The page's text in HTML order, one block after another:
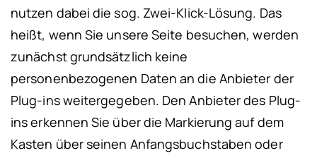
nutzen dabei die sog. Zwei-Klick-Lösung. Das
heißt, wenn Sie unsere Seite besuchen, werden
zunächst grundsätzlich keine
personenbezogenen Daten an die Anbieter der
Plug-ins weitergegeben. Den Anbieter des Plug-
ins erkennen Sie über die Markierung auf dem
Kasten über seinen Anfangsbuchstaben oder